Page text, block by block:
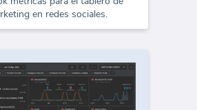
en redes sociales.